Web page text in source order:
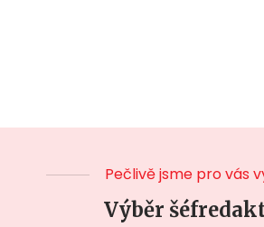
Pečlivě jsme pro vás
Výběr